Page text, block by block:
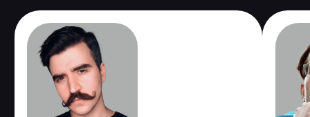
Создаю любую графику и
анимацию с помощью нейросети
Создаю с нуля, стилизую любое
видео и делаю футажи
Ретуширую изображения и фото
Создаю любые 3D-модели в
разных вариантах
Быстро делаю концепты для